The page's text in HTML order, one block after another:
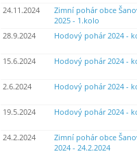
24.11.2024
Zimní pohár obce
2025 - 1.kolo
28.9.2024 Hodový pohár 2024 -
15.6.2024 Hodový pohár 2024 -
2.6.2024 Hodový pohár 2024 -
19.5.2024 Hodový pohár 2024 -
24.2.2024
Zimní pohár obce
2024 - 24.2.2024